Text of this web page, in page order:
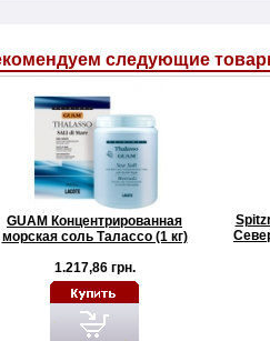
следующие
GUAM Концентрированная
морская соль Талассо (1 кг)
1.217,86 грн.